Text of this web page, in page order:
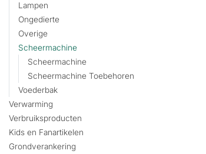
Lampen
Ongedierte
Overige
Scheermachine
Scheermachine
Scheermachine Toebehoren
Voederbak
Verwarming
Verbruiksproducten
Kids en Fanartikelen
Grondverankering